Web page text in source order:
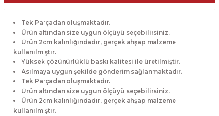
Tek Parçadan oluşmaktadır.
Ürün altından size uygun ölçüyü seçebilirsiniz.
Ürün 2cm kalınlığındadır, gerçek ahşap malzeme
kullanılmıştır.
Yüksek çözünürlüklü baskı kalitesi ile üretilmiştir.
Asılmaya uygun şekilde gönderim sağlanmaktadır.
Tek Parçadan oluşmaktadır.
Ürün altından size uygun ölçüyü seçebilirsiniz.
Ürün 2cm kalınlığındadır, gerçek ahşap malzeme
kullanılmıştır.